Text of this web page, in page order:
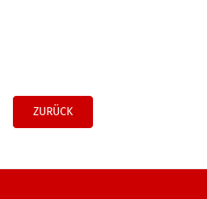
ZURÜCK